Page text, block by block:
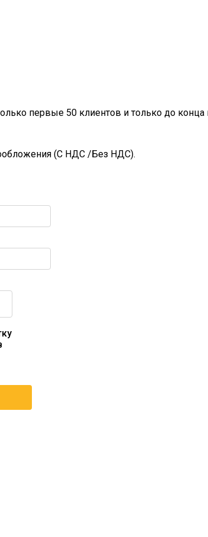
первые 50 клиентов и только до конца
(С НДС /Без НДС).